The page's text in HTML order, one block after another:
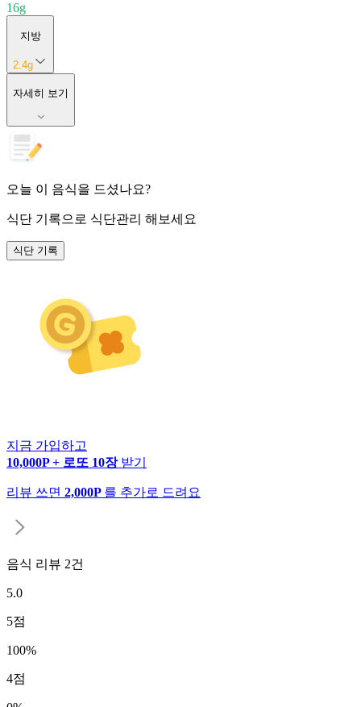
16g
지방
2.4g
자세히 보기
오늘 이 음식을 드셨나요?
식단 기록으로 식단관리 해보세요
식단 기록
지금 가입하고
10,000P + 로또 10장 받기
리뷰 쓰면 2,000P 를 추가로 드려요
음식 리뷰 2건
5.0
5점
100%
4점